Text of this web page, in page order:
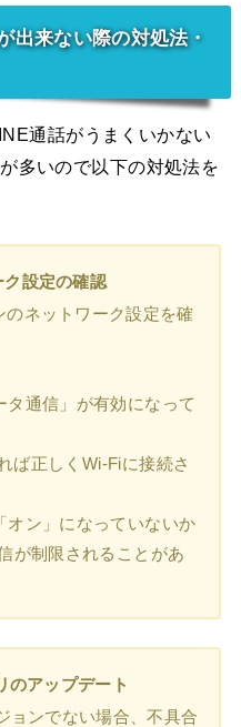
出来ない際の対処法・
通話がうまくいかない
多いので以下の対処法を
設定の確認
のネットワーク設定を確
タ通信」が有効になって
ば正しくWi-Fiに接続さ
オン」になっていないか
が制限されることがあ
アップデート
ョンでない場合、不具合